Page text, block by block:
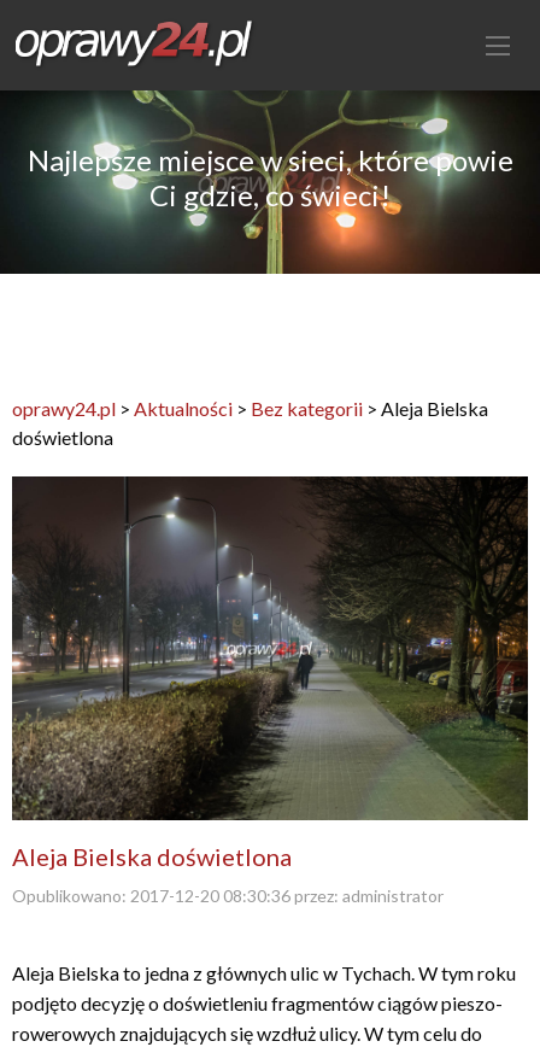
Najlepsze miejsce w sieci, które powie
Ci gdzie, co świeci!
oprawy24.pl > Aktualności > Bez kategorii > Aleja Bielska
doświetlona
Aleja Bielska doświetlona
Opublikowano: 2017-12-20 08:30:36przez: administrator
Aleja Bielska to jedna z głównych ulic w Tychach. W tym roku
podjęto decyzję o doświetleniu fragmentów ciągów pieszo-
rowerowych znajdujących się wzdłuż ulicy. W tym celu do